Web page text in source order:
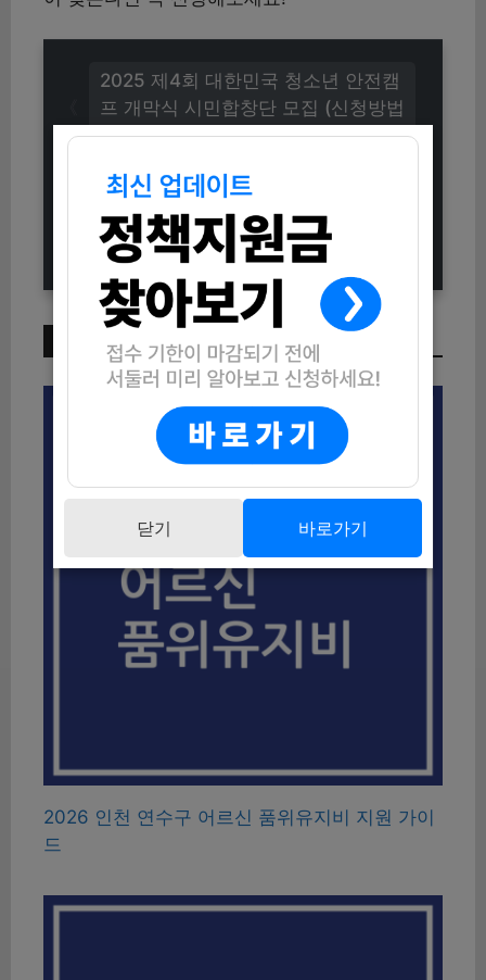
2025 영광군 노후경유차 조기폐차
지원사업 신청방법 (자격조건부터 지
원금까지)
2025 제4회 대한민국 청소년 안전캠
프 개막식 시민합창단 모집 (신청방법
총정리)
이번 주 인기 글
2026 인천 연수구 어르신 품위유지비 지원 가이
드
닫기 바로가기